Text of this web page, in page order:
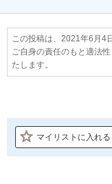
この投稿は、2021年6月4
ご自身の責任のもと適法
たします。
マイリストに入れる